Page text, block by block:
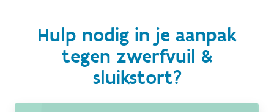
Hulp nodig in je aanpak
tegen zwerfvuil &
sluikstort?